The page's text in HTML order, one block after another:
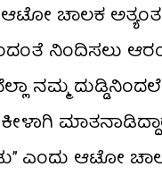
ಚಾಲಕ
ನಿಂದಿಸಲು
ನಮ್ಮ
ಎಂದು ಆಟೋ